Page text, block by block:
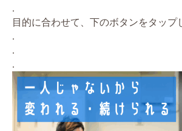
.
目的に合わせて、下のボタンをタップ
.
.
.